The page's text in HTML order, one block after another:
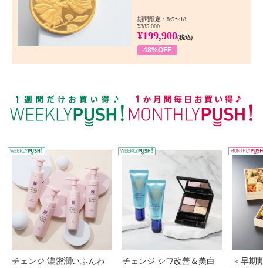
期間限定：8/5〜18
¥385,000
¥199,900(税込)
48%OFF
WEEKLY PUSH
チェンジ 濃密潤いふんわ
チェンジ シワ改善＆美白
＜早期